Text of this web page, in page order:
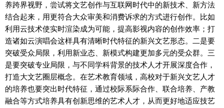
养跨界视野，尝试将文艺创作与互联网时代中的新技术、新方法
结合起来，用更符合大众审美和消费诉求的方式进行创作。比如
利用云技术使实时渲染成为可能，提高影视内容的创作效率；打
造诸如云演唱会这样具有清晰时代特征的新兴文艺形态。二是要
突破受众局限，利用新业态、新模式构建更加多元的受众群。三
是要突破专业局限，与不同学科背景的技术人才开展深度合作，
打造大文艺圈层概念。在艺术教育领域，高校对于新兴文艺人才
的培养也要突出时代特征，通过校际系际合作、联合培养、产教
融合等方式培养具有创新思维的艺术人才，从而更好地适应技艺